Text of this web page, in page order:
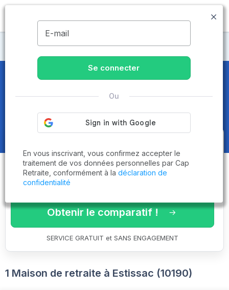
MENU
Maisons de retraite Aube
Maisons de retraite et EHPAD
Estissac (10190)
Obtenez le
comparatif des
établissementsadaptés à vos
critères en 3 minutes !
Obtenir le comparatif !
SERVICE GRATUIT et SANS ENGAGEMENT
1 Maison de retraite à Estissac (10190)
E-mail
Se connecter
Ou
En vous inscrivant, vous confirmez accepter le
traitement de vos données personnelles par Cap
Retraite, conformément à la déclaration de
confidentialité